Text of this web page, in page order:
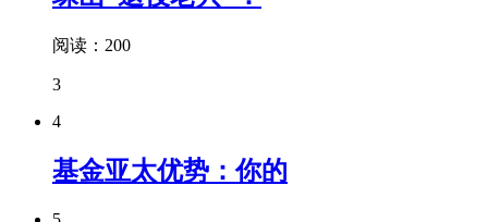
阅读：200
3
4
基金亚太优势：你的